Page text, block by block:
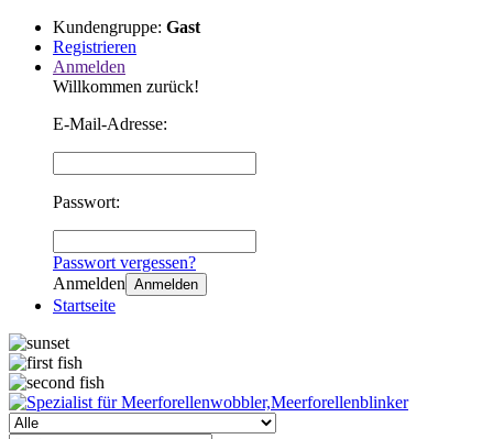
Kundengruppe: Gast
Registrieren
Anmelden
Willkommen zurück!
E-Mail-Adresse:
Passwort:
Passwort vergessen?
Anmelden Anmelden
Startseite